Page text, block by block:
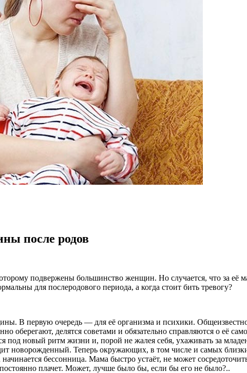
после родов
подвержены большинство женщин. Но случается, что за её
для послеродового периода, а когда стоит бить тревогу?
В первую очередь — для её организма и психики.
оберегают, делятся советами и обязательно справляются о её
новый ритм жизни и, порой не жалея себя, ухаживать за
новорожденный. Теперь окружающих, в том числе и самых
бессонница. Мама быстро устаёт, не может
плачет. Может, лучше было бы, если бы его не было?..